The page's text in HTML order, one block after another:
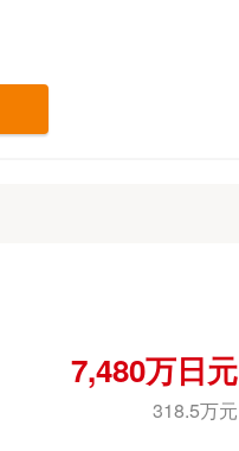
7,480万日元
318.5万元